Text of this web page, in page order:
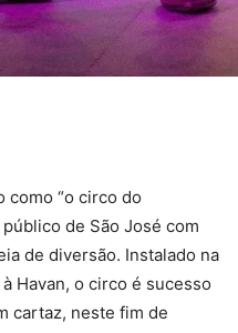
como “o circo do
de São José com
de diversão. Instalado na
Havan, o circo é sucesso
cartaz, neste fim de